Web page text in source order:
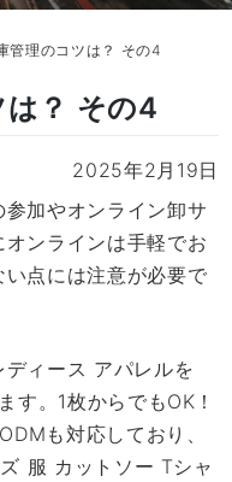
管理のコツは？ その4
は？ その4
2025年2月19日
加やオンライン卸サ
ンラインは手軽でお
点には注意が必要で
ィース アパレルを
。1枚からでもOK！
も対応しており、
服 カットソー Tシャ